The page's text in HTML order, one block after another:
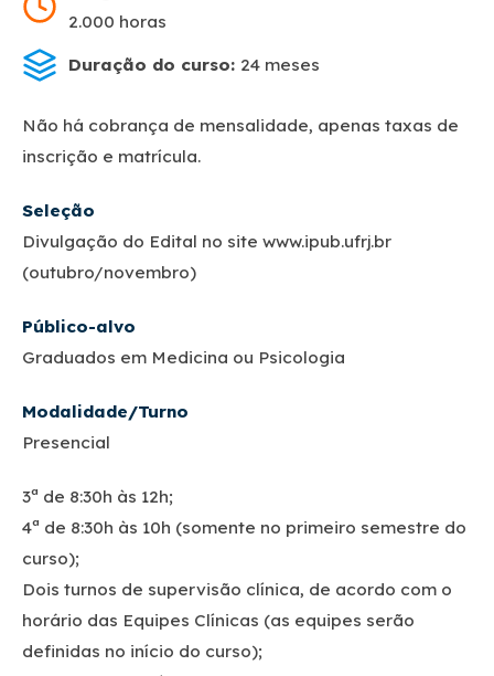
2.000 horas
Duração do curso: 24 meses
Não há cobrança de mensalidade, apenas taxas de
inscrição e matrícula.
Seleção
Divulgação do Edital no site www.ipub.ufrj.br
(outubro/novembro)
Público-alvo
Graduados em Medicina ou Psicologia
Modalidade/Turno
Presencial
3ª de 8:30h às 12h;
4ª de 8:30h às 10h (somente no primeiro semestre do
curso);
Dois turnos de supervisão clínica, de acordo com o
horário das Equipes Clínicas (as equipes serão
definidas no início do curso);